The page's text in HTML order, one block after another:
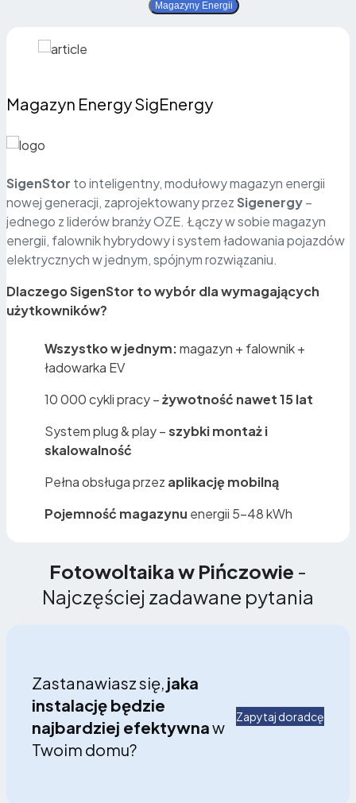
Magazyny Energii
Magazyn Energy SigEnergy
SigenStor to inteligentny, modułowy magazyn energii
nowej generacji, zaprojektowany przezSigenergy–
jednego z liderów branży OZE. Łączy w sobie magazyn
energii, falownik hybrydowy i system ładowania pojazdów
elektrycznych w jednym, spójnym rozwiązaniu.
Dlaczego SigenStor to wybór dla wymagających
użytkowników?
Wszystko w jednym:magazyn + falownik +
ładowarka EV
10 000 cykli pracy –żywotność nawet 15 lat
System plug & play –szybki montaż i
skalowalność
Pełna obsługa przez aplikację mobilną
Pojemność magazynu energii 5–48 kWh
Fotowoltaika w Pińczowie -
Najczęściej zadawane pytania
Zastanawiasz się, jaka
instalację będzie
najbardziej efektywnaw
Twoim domu?
Zapytaj doradcę